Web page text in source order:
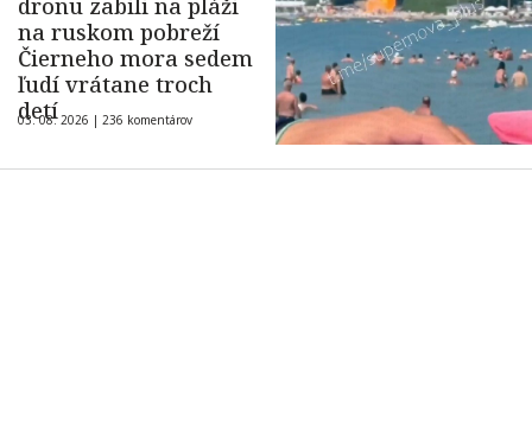
dronu zabili na pláži
na ruskom pobreží
Čierneho mora sedem
ľudí vrátane troch
detí
03. 08. 2026 | 236 komentárov